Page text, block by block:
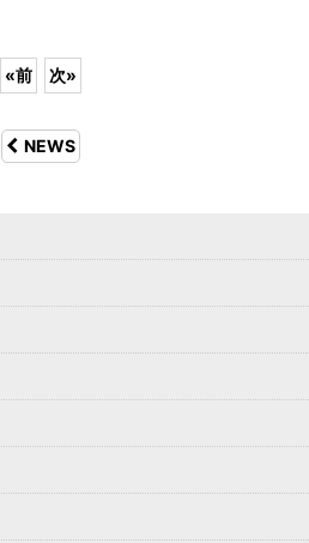
«前 次»
NEWS